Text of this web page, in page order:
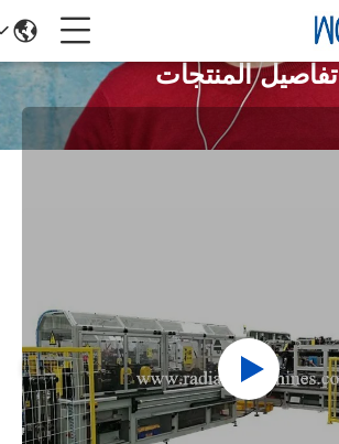
تفاصيل المنتجات